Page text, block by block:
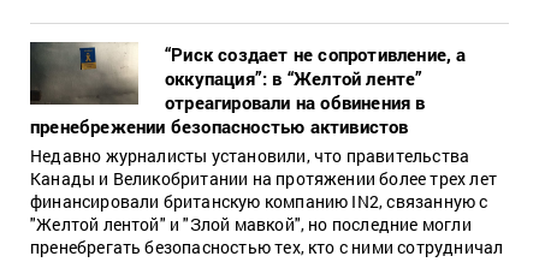
“Риск создает не сопротивление, а
оккупация”: в “Желтой ленте”
отреагировали на обвинения в
пренебрежении безопасностью активистов
Недавно журналисты установили, что правительства
Канады и Великобритании на протяжении более трех лет
финансировали британскую компанию IN2, связанную с
"Желтой лентой" и "Злой мавкой", но последние могли
пренебрегать безопасностью тех, кто с ними сотрудничал